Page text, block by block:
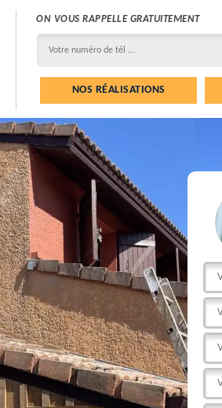
ON VOUS RAPPELLE GRATUITEMENT
NOS RÉALISATIONS